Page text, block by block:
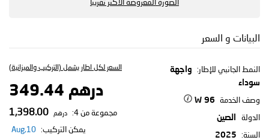
البيانات و السعر
النمط الجانبي للإطار:
واجهة
سوداء
وصف الخدمة 96 W
الدولة الصين
السنة: 2025
السعر لكل اطار يشمل (التركيب والميزانية)
درهم 349.44
مجموعة من 4: درهم
يمكن التركيب: 10,Aug